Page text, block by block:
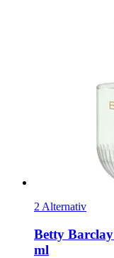
2 Alternativ
Betty Barclay
ml